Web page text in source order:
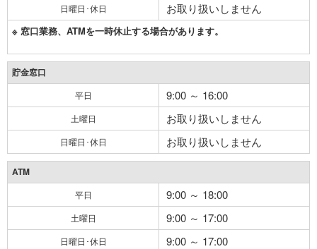
日曜日･休日 お取り扱いしません
※ 窓口業務、ATMを一時休止する場合があります。
貯金窓口
平日 9:00 ～ 16:00
土曜日 お取り扱いしません
日曜日･休日 お取り扱いしません
ATM
平日 9:00 ～ 18:00
土曜日 9:00 ～ 17:00
日曜日･休日 9:00 ～ 17:00